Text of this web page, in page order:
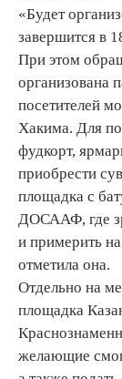
«Будет
завершится в
При этом
организована
посетителей
Хакима. Для
фудкорт,
приобрести
площадка с
ДОСААФ, где
и примерить
отметила она.
Отдельно на
площадка
желающие